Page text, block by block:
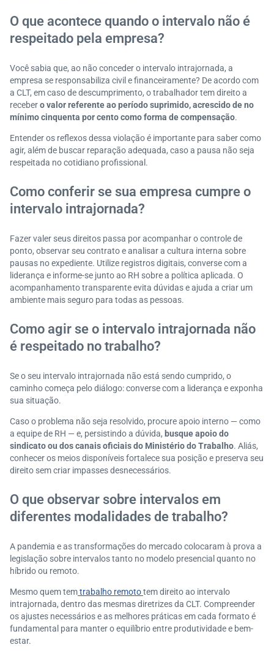
O que acontece quando o intervalo não é
respeitado pela empresa?
Você sabia que, ao não conceder o intervalo intrajornada, a
empresa se responsabiliza civil e financeiramente? De acordo com
a CLT, em caso de descumprimento, o trabalhador tem direito a
recebero valor referente ao período suprimido, acrescido de no
mínimo cinquenta por cento como forma de compensação.
Entender os reflexos dessa violação é importante para saber como
agir, além de buscar reparação adequada, caso a pausa não seja
respeitada no cotidiano profissional.
Como conferir se sua empresa cumpre o
intervalo intrajornada?
Fazer valer seus direitos passa por acompanhar o controle de
ponto, observar seu contrato e analisar a cultura interna sobre
pausas no expediente. Utilize registros digitais, converse com a
liderança e informe-se junto ao RH sobre a política aplicada. O
acompanhamento transparente evita dúvidas e ajuda a criar um
ambiente mais seguro para todas as pessoas.
Como agir se o intervalo intrajornada não
é respeitado no trabalho?
Se o seu intervalo intrajornada não está sendo cumprido, o
caminho começa pelo diálogo: converse com a liderança e exponha
sua situação.
Caso o problema não seja resolvido, procure apoio interno — como
a equipe de RH — e, persistindo a dúvida, busque apoio do
sindicato ou dos canais oficiais do Ministério do Trabalho. Aliás,
conhecer os meios disponíveis fortalece sua posição e preserva seu
direito sem criar impasses desnecessários.
O que observar sobre intervalos em
diferentes modalidades de trabalho?
A pandemia e as transformações do mercado colocaram à prova a
legislação sobre intervalos tanto no modelo presencial quanto no
híbrido ou remoto.
Mesmo quem temtrabalho remototem direito ao intervalo
intrajornada, dentro das mesmas diretrizes da CLT. Compreender
os ajustes necessários e as melhores práticas em cada formato é
fundamental para manter o equilíbrio entre produtividade e bem-
estar.